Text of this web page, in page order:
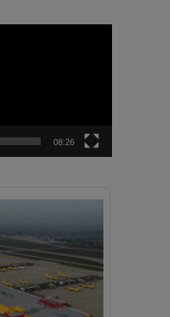
08:26